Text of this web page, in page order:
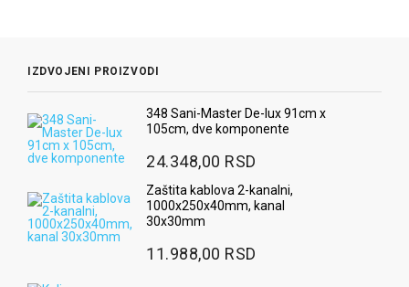
IZDVOJENI PROIZVODI
348 Sani-Master De-lux 91cm x
105cm, dve komponente
24.348,00 RSD
Zaštita kablova 2-kanalni,
1000x250x40mm, kanal
30x30mm
11.988,00 RSD